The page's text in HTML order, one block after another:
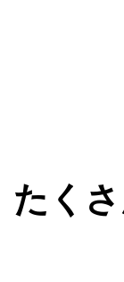
たく